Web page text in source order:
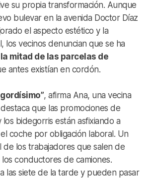
su propia transformación. Aunque
bulevar en la avenida Doctor Díaz
el aspecto estético y la
los vecinos denuncian que se ha
mitad de las parcelas de
antes existían en cordón.
, afirma Ana, una vecina
que las promociones de
los bidegorris están asfixiando a
coche por obligación laboral. Un
de los trabajadores que salen de
conductores de camiones.
las siete de la tarde y pueden pasar